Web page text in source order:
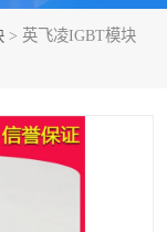
> 英飞凌IGBT模块
西门康可控硅